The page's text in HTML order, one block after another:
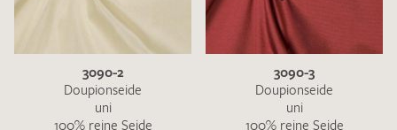
3090-2
Doupionseide
uni
100% reine Seide
3090-3
Doupionseide
uni
100% reine Seide